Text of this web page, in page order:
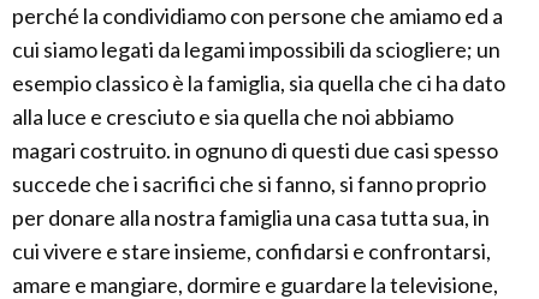
perché la condividiamo con persone che amiamo ed a
cui siamo legati da legami impossibili da sciogliere; un
esempio classico è la famiglia, sia quella che ci ha dato
alla luce e cresciuto e sia quella che noi abbiamo
magari costruito. in ognuno di questi due casi spesso
succede che i sacrifici che si fanno, si fanno proprio
per donare alla nostra famiglia una casa tutta sua, in
cui vivere e stare insieme, confidarsi e confrontarsi,
amare e mangiare, dormire e guardare la televisione,